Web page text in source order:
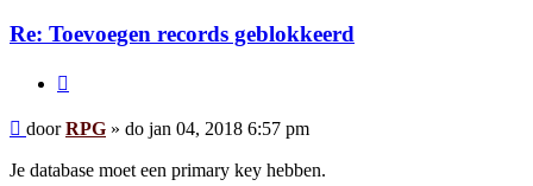
Re: Toevoegen records geblokkeerd
Bericht
doorRPG » do jan 04, 2018 6:57 pm
Je database moet een primary key hebben.